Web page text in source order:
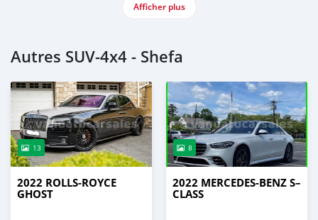
Afficher plus
Autres SUV‒4x4 - Shefa
13
2022 ROLLS-ROYCE
GHOST
8
2022 MERCEDES-BENZ S–
CLASS